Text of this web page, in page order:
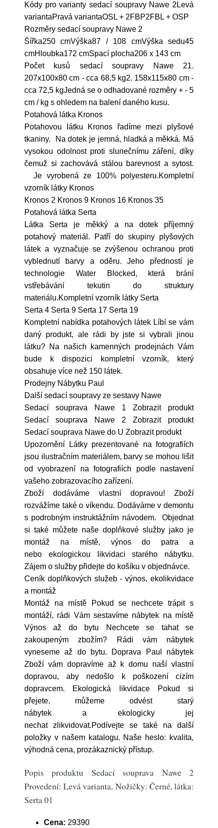
Kódy pro varianty sedací soupravy Nawe 2Levá
variantaPravá variantaOSL + 2FBP2FBL + OSP
Rozměry sedací soupravy Nawe 2
Šířka250 cmVýška87 / 108 cmVýška sedu45
cmHloubka172 cmSpací plocha206 x 143 cm
Počet kusů sedací soupravy Nawe 21.
207x100x80 cm - cca 68,5 kg2. 158x115x80 cm -
cca 72,5 kgJedná se o odhadované rozměry + - 5
cm / kg s ohledem na balení daného kusu.
Potahová látka Kronos
Potahovou látku Kronos řadíme mezi plyšové
tkaniny. Na dotek je jemná, hladká a měkká. Má
vysokou odolnost proti slunečnímu záření, díky
čemuž si zachovává stálou barevnost a sytost.
Je vyrobená ze 100% polyesteru.Kompletní
vzorník látky Kronos
Kronos 2 Kronos 9 Kronos 16 Kronos 35
Potahová látka Serta
Látka Serta je měkký a na dotek příjemný
potahový materiál. Patří do skupiny plyšových
látek a vyznačuje se zvýšenou ochranou proti
vyblednutí barvy a oděru. Jeho předností je
technologie Water Blocked, která brání
vstřebávání tekutin do struktury
materiálu.Kompletní vzorník látky Serta
Serta 4 Serta 9 Serta 17 Serta 19
Kompletní nabídka potahových látek Líbí se vám
daný produkt, ale rádi by jste si vybrali jinou
látku? Na našich kamenných prodejnách Vám
bude k dispozici kompletní vzorník, který
obsahuje více než 150 látek.
Prodejny Nábytku Paul
Další sedací soupravy ze sestavy Nawe
Sedací souprava Nawe 1 Zobrazit produkt
Sedací souprava Nawe 2 Zobrazit produkt
Sedací souprava Nawe do U Zobrazit produkt
Upozornění Látky prezentované na fotografiích
jsou ilustračním materiálem, barvy se mohou lišit
od vyobrazení na fotografiích podle nastavení
vašeho zobrazovacího zařízení.
Zboží dodáváme vlastní dopravou! Zboží
rozvážíme také o víkendu. Dodáváme v demontu
s podrobným instruktážním návodem. Objednat
si také můžete naše doplňkové služby jako je
montáž na místě, výnos do patra a
nebo ekologickou likvidaci starého nábytku.
Zájem o služby přidejte do košíku v objednávce.
Ceník doplňkových služeb - výnos, ekolikvidace
a montáž
Montáž na místě Pokud se nechcete trápit s
montáží, rádi Vám sestavíme nábytek na místě
Výnos až do bytu Nechcete se tahat se
zakoupeným zbožím? Rádi vám nábytek
vyneseme až do bytu. Doprava Paul nábytek
Zboží vám dopravíme až k domu naší vlastní
dopravou, aby nedošlo k poškození cizím
dopravcem. Ekologická likvidace Pokud si
přejete, můžeme odvést starý
nábytek a ekologicky jej
nechat zlikvidovat.Podívejte se také na další
položky v našem katalogu. Naše heslo: kvalita,
výhodná cena, prozákaznický přístup.
Popis produktu Sedací souprava Nawe 2
Provedení: Levá varianta, Nožičky: Černé, látka:
Serta 01
Cena: 29390